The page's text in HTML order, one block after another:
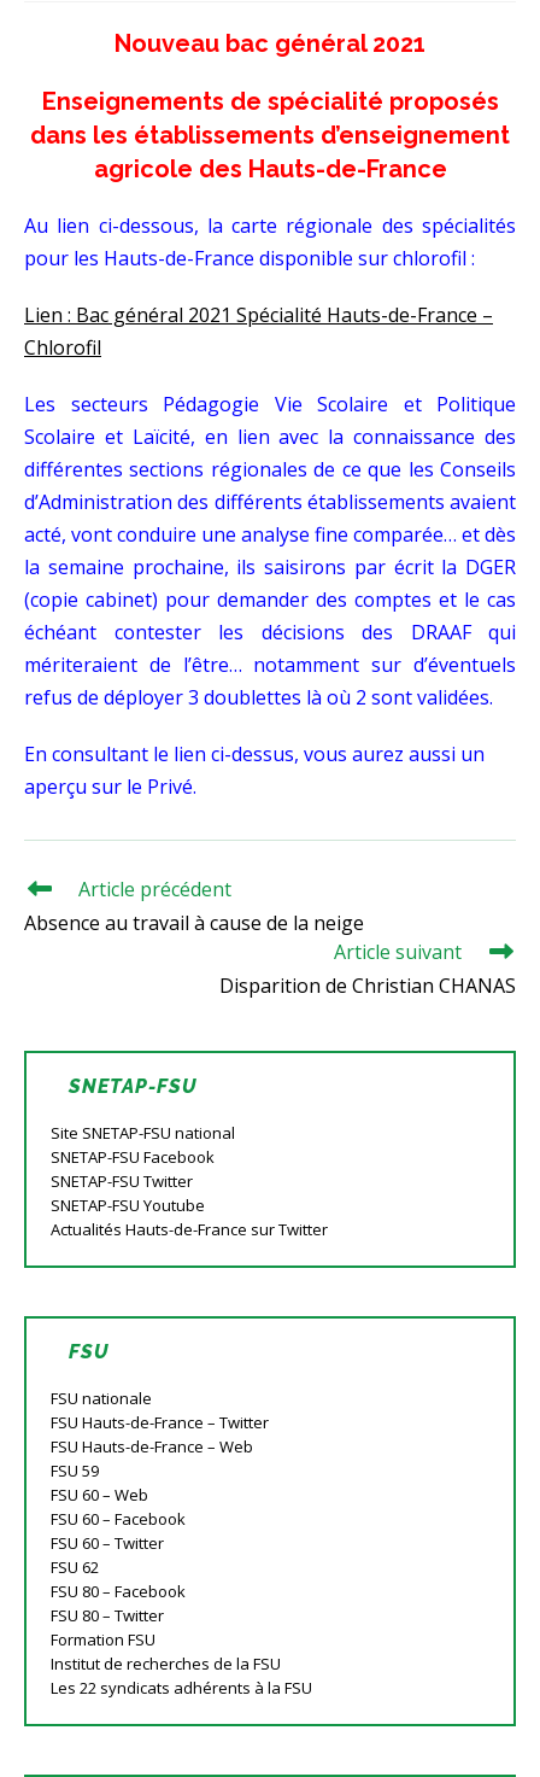
Nouveau bac général 2021
Enseignements de spécialité proposés
dans les établissements d’enseignement
agricole des Hauts-de-France
Au lien ci-dessous, la carte régionale des spécialités
pour les Hauts-de-France disponible sur chlorofil :
Lien : Bac général 2021 Spécialité Hauts-de-France –
Chlorofil
Les secteurs Pédagogie Vie Scolaire et Politique
Scolaire et Laïcité, en lien avec la connaissance des
différentes sections régionales de ce que les Conseils
d’Administration des différents établissements avaient
acté, vont conduire une analyse fine comparée… et dès
la semaine prochaine, ils saisirons par écrit la DGER
(copie cabinet) pour demander des comptes et le cas
échéant contester les décisions des DRAAF qui
mériteraient de l’être… notamment sur d’éventuels
refus de déployer 3 doublettes là où 2 sont validées.
En consultant le lien ci-dessus, vous aurez aussi un
aperçu sur le Privé.
Read
articles
Article précédent
Absence au travail à cause de la neige
Article suivant
Disparition de Christian CHANAS
SNETAP-FSU
Site SNETAP-FSU national
SNETAP-FSU Facebook
SNETAP-FSU Twitter
SNETAP-FSU Youtube
Actualités Hauts-de-France sur Twitter
FSU
FSU nationale
FSU Hauts-de-France – Twitter
FSU Hauts-de-France – Web
FSU 59
FSU 60 – Web
FSU 60 – Facebook
FSU 60 – Twitter
FSU 62
FSU 80 – Facebook
FSU 80 – Twitter
Formation FSU
Institut de recherches de la FSU
Les 22 syndicats adhérents à la FSU